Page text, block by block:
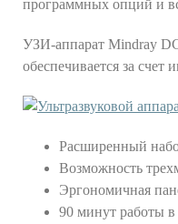
программных опций и
УЗИ-аппарат Mindray
обеспечивается за
Расширенный
Возможность
Эргономичная
90 минут работы в